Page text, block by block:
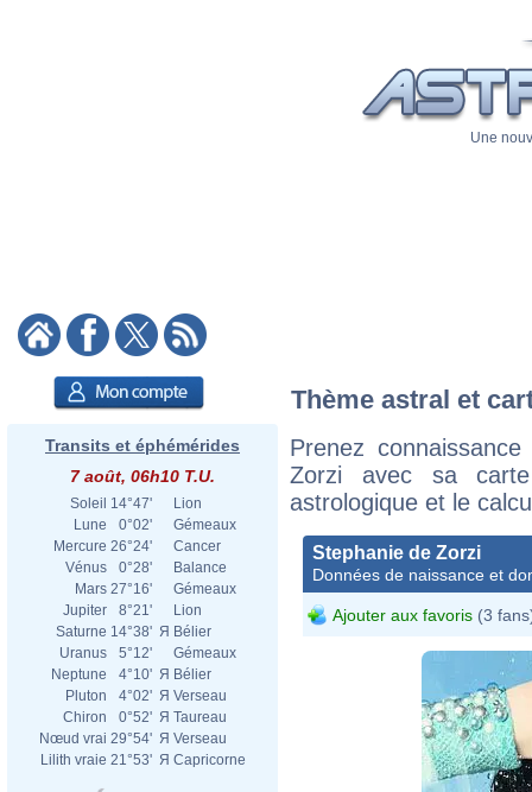
Une
Transits et éphémérides
7 août, 06h10 T.U.
Soleil 14°47'
Lion
Lune
0°02'
Gémeaux
Mercure 26°24'
Cancer
Vénus
0°28'
Balance
Mars 27°16'
Gémeaux
Jupiter
8°21'
Lion
Saturne 14°38' Я Bélier
Uranus
5°12'
Gémeaux
Neptune
4°10' Я Bélier
Pluton
4°02' Я Verseau
Chiron
0°52' Я Taureau
Nœud vrai 29°54' Я Verseau
Lilith vraie 21°53' Я Capricorne
Thème astral et
Prenez
Zorzi avec sa
astrologique et le
Stephanie de Zorzi
Données de naissance et
Ajouter aux favoris (3